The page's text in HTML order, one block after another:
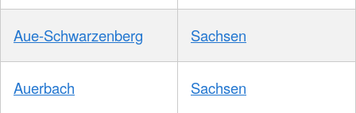
Aue-Schwarzenberg Sachsen
Auerbach Sachsen